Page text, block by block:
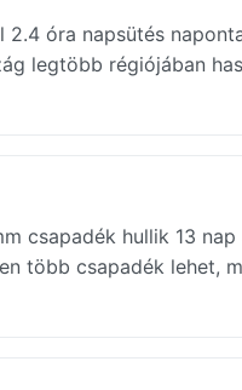
óra napsütés
legtöbb régiójában
csapadék hullik 13
több csapadék lehet,